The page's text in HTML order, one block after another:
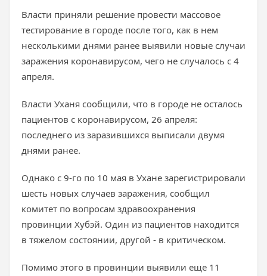
Власти приняли решение провести массовое
тестирование в городе после того, как в нем
несколькими днями ранее выявили новые случаи
заражения коронавирусом, чего не случалось с 4
апреля.
Власти Уханя сообщили, что в городе не осталось
пациентов с коронавирусом, 26 апреля:
последнего из заразившихся выписали двумя
днями ранее.
Однако с 9-го по 10 мая в Ухане зарегистрировали
шесть новых случаев заражения, сообщил
комитет по вопросам здравоохранения
провинции Хубэй. Один из пациентов находится
в тяжелом состоянии, другой - в критическом.
Помимо этого в провинции выявили еще 11